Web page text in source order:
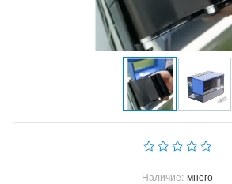
Наличие: много